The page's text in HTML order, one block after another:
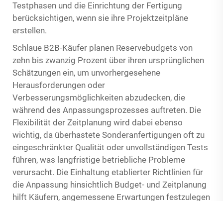
Testphasen und die Einrichtung der Fertigung
berücksichtigen, wenn sie ihre Projektzeitpläne
erstellen.
Schlaue B2B-Käufer planen Reservebudgets von
zehn bis zwanzig Prozent über ihren ursprünglichen
Schätzungen ein, um unvorhergesehene
Herausforderungen oder
Verbesserungsmöglichkeiten abzudecken, die
während des Anpassungsprozesses auftreten. Die
Flexibilität der Zeitplanung wird dabei ebenso
wichtig, da überhastete Sonderanfertigungen oft zu
eingeschränkter Qualität oder unvollständigen Tests
führen, was langfristige betriebliche Probleme
verursacht. Die Einhaltung etablierter Richtlinien für
die Anpassung hinsichtlich Budget- und Zeitplanung
hilft Käufern, angemessene Erwartungen festzulegen